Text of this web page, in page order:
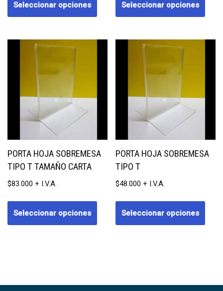
Seleccionar opciones Seleccionar opciones
PORTA HOJA SOBREMESA
TIPO T TAMAÑO CARTA
$83.000
Seleccionar opciones
PORTA HOJA SOBREMESA
TIPO T
$48.000
Seleccionar opciones